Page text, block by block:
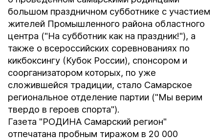
большом праздничном субботнике с участием
жителей Промышленного района областного
центра ("На субботник как на праздник!"), а
также о всероссийских соревнованиях по
кикбоксингу (Кубок России), спонсором и
соорганизатором которых, по уже
сложившейся традиции, стало Самарское
региональное отделение партии ("Мы верим
твердо в героев спорта").
Газета "РОДИНА Самарский регион"
отпечатана пробным тиражом в 20 000